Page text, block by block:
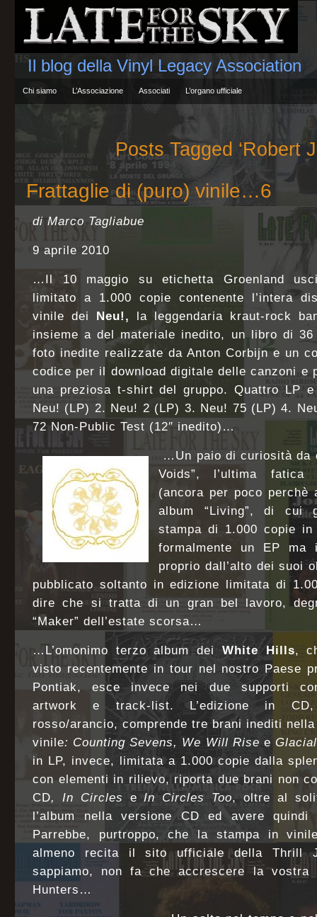
Il blog della Vinyl Legacy Association
Chi siamo L’Associazione Associati L’organo ufficiale
Posts Tagged ‘Robert
Frattaglie di (puro) vinile…6
di Marco Tagliabue
9 aprile 2010
…Il 10 maggio su etichetta Groenland
limitato a 1.000 copie contenente l’intera
vinile dei Neu!, la leggendaria kraut-rock
insieme a del materiale inedito, un libro di 36
foto inedite realizzate da Anton Corbijn e un
codice per il download digitale delle canzoni e
una preziosa t-shirt del gruppo. Quattro LP
Neu! (LP) 2. Neu! 2 (LP) 3. Neu! 75 (LP) 4.
72 Non-Public Test (12″ inedito)…
…Un paio di curiosità da
Voids”, l’ultima fatica
(ancora per poco
album “Living”, di cui
stampa di 1.000 copie
formalmente un EP
proprio dall’alto dei suoi
pubblicato soltanto in edizione limitata di
dire che si tratta di un gran bel lavoro,
“Maker” dell’estate scorsa…
…L’omonimo terzo album deiWhite Hills,
visto recentemente in tour nel nostro Paese
Pontiak, esce invece nei due supporti
artwork e track-list. L’edizione in CD,
rosso/arancio, comprende tre brani inediti
vinile: Counting Sevens, We Will Rise e Glacial
in LP, invece, limitata a 1.000 copie dalla
con elementi in rilievo, riporta due brani non
CD, In Circlese In Circles Too, oltre al
l’album nella versione CD ed avere
Parrebbe, purtroppo, che la stampa in
almeno recita il sito ufficiale della Thrill
sappiamo, non fa che accrescere la
Hunters…